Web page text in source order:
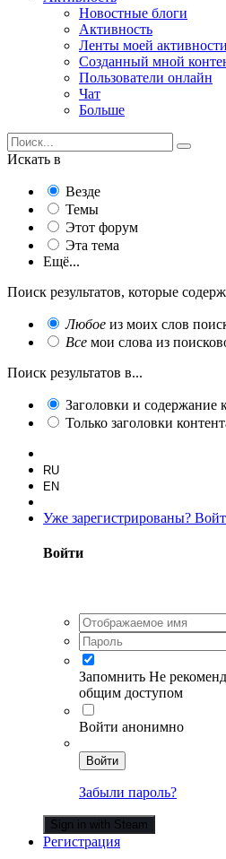
Новостные блоги
Активность
Ленты моей активности
Созданный мной
Пользователи онлайн
Чат
Больше
Искать в
Везде
Темы
Этот форум
Эта тема
Ещё...
Поиск результатов, которые
Любое из моих слов
Все мои слова из
Поиск результатов в...
Заголовки и содержание
Только заголовки
RU
EN
Уже зарегистрированы?
Войти
Запомнить Не
общим доступом
Войти анонимно
Войти
Забыли пароль?
Sign in with Steam
Регистрация